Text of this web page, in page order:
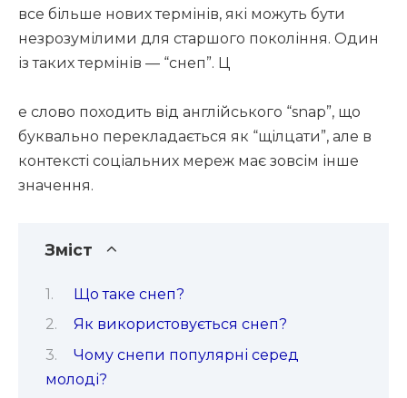
все більше нових термінів, які можуть бути
незрозумілими для старшого покоління. Один
із таких термінів — “снеп”. Ц
е слово походить від англійського “snap”, що
буквально перекладається як “щілцати”, але в
контексті соціальних мереж має зовсім інше
значення.
Зміст
Що таке снеп?
Як використовується снеп?
Чому снепи популярні серед
молоді?